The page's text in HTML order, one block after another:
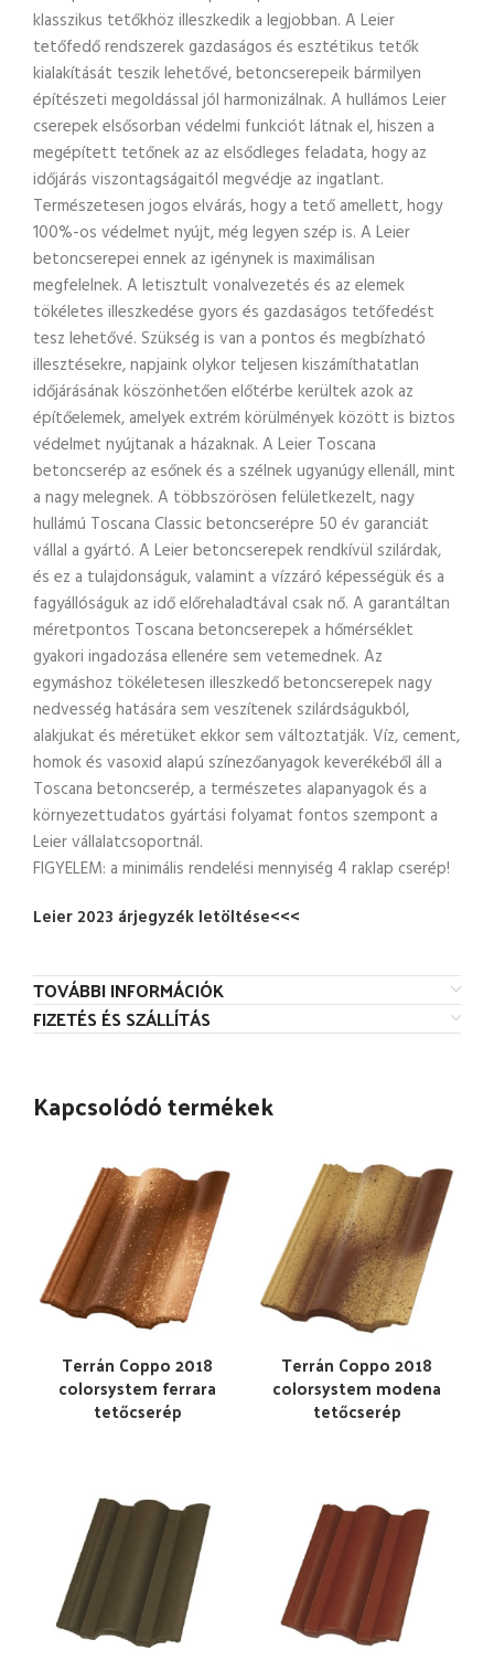
klasszikus tetőkhöz illeszkedik a legjobban. A Leier
tetőfedő rendszerek gazdaságos és esztétikus tetők
kialakítását teszik lehetővé, betoncserepeik bármilyen
építészeti megoldással jól harmonizálnak. A hullámos Leier
cserepek elsősorban védelmi funkciót látnak el, hiszen a
megépített tetőnek az az elsődleges feladata, hogy az
időjárás viszontagságaitól megvédje az ingatlant.
Természetesen jogos elvárás, hogy a tető amellett, hogy
100%-os védelmet nyújt, még legyen szép is. A Leier
betoncserepei ennek az igénynek is maximálisan
megfelelnek. A letisztult vonalvezetés és az elemek
tökéletes illeszkedése gyors és gazdaságos tetőfedést
tesz lehetővé. Szükség is van a pontos és megbízható
illesztésekre, napjaink olykor teljesen kiszámíthatatlan
időjárásának köszönhetően előtérbe kerültek azok az
építőelemek, amelyek extrém körülmények között is biztos
védelmet nyújtanak a házaknak. A Leier Toscana
betoncserép az esőnek és a szélnek ugyanúgy ellenáll, mint
a nagy melegnek. A többszörösen felületkezelt, nagy
hullámú Toscana Classic betoncserépre 50 év garanciát
vállal a gyártó. A Leier betoncserepek rendkívül szilárdak,
és ez a tulajdonságuk, valamint a vízzáró képességük és a
fagyállóságuk az idő előrehaladtával csak nő. A garantáltan
méretpontos Toscana betoncserepek a hőmérséklet
gyakori ingadozása ellenére sem vetemednek. Az
egymáshoz tökéletesen illeszkedő betoncserepek nagy
nedvesség hatására sem veszítenek szilárdságukból,
alakjukat és méretüket ekkor sem változtatják. Víz, cement,
homok és vasoxid alapú színezőanyagok keverékéből áll a
Toscana betoncserép, a természetes alapanyagok és a
környezettudatos gyártási folyamat fontos szempont a
Leier vállalatcsoportnál.
FIGYELEM: a minimális rendelési mennyiség 4 raklap cserép!
Leier 2023 árjegyzék letöltése<<<
TOVÁBBI INFORMÁCIÓK
FIZETÉS ÉS SZÁLLÍTÁS
Kapcsolódó termékek
Terrán Coppo 2018
colorsystem ferrara
tetőcserép
Terrán Coppo 2018
colorsystem modena
tetőcserép